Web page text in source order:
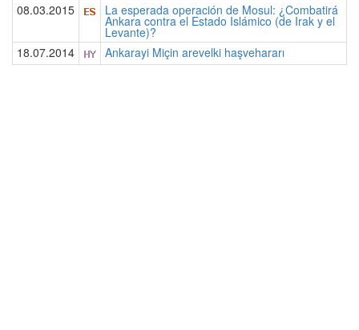
08.03.2015
La esperada operación de Mosul: ¿Combatirá
Ankara contra el Estado Islámico (de Irak y el
Levante)?
18.07.2014
Ankarayi Miçin arevelki haşvehararı